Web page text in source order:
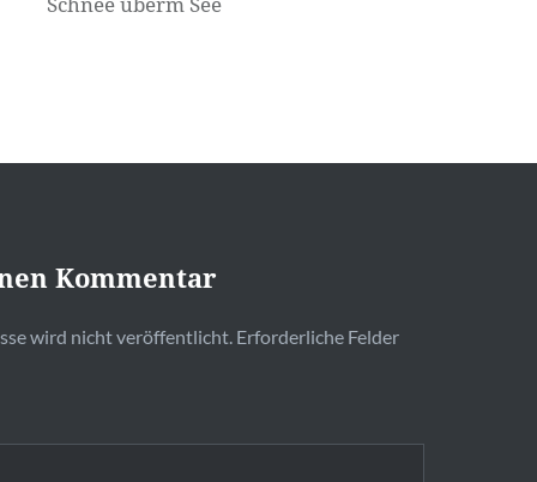
Kommentar
wird nicht veröffentlicht. Erforderliche Felder